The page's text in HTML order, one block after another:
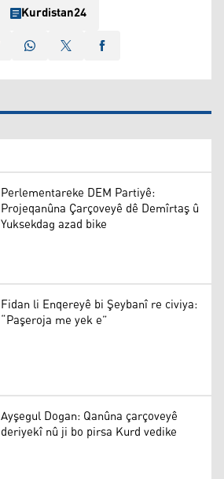
Kurdistan24
Perlementareke DEM Partiyê:
Projeqanûna Çarçoveyê dê Demîrtaş û
Yuksekdag azad bike
Fidan li Enqereyê bi Şeybanî re civiya:
“Paşeroja me yek e”
Ayşegul Dogan: Qanûna çarçoveyê
deriyekî nû ji bo pirsa Kurd vedike